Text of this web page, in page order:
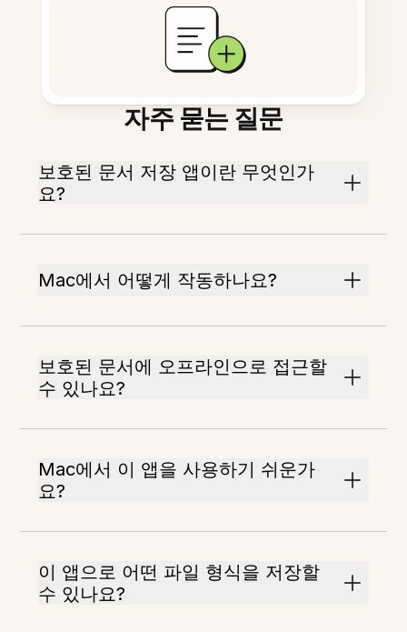
자주 묻는 질문
보호된 문서 저장 앱이란 무엇인가
요?
Mac에서 어떻게 작동하나요?
보호된 문서에 오프라인으로 접근할
수 있나요?
Mac에서 이 앱을 사용하기 쉬운가
요?
이 앱으로 어떤 파일 형식을 저장할
수 있나요?